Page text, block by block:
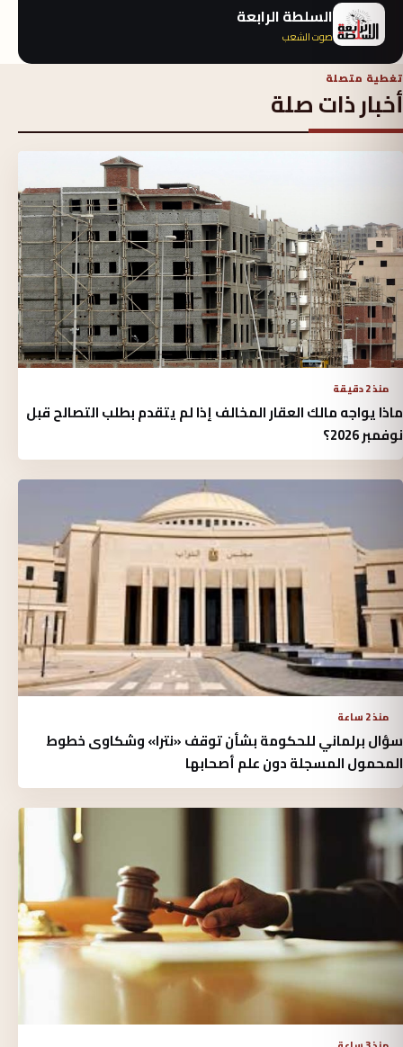
السلطة الرابعة
صوت الشعب
تغطية متصلة
أخبار ذات صلة
منذ 2 دقيقة
ماذا يواجه مالك العقار المخالف إذا لم يتقدم بطلب التصالح قبل
نوفمبر 2026؟
منذ 2 ساعة
سؤال برلماني للحكومة بشأن توقف «نترا» وشكاوى خطوط
المحمول المسجلة دون علم أصحابها